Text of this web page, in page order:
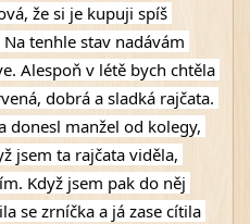
že si je kupuji spíš
tenhle stav nadávám
Alespoň v létě bych chtěla
dobrá a sladká rajčata.
donesl manžel od kolegy,
jsem ta rajčata viděla,
Když jsem pak do něj
se zrníčka a já zase cítila